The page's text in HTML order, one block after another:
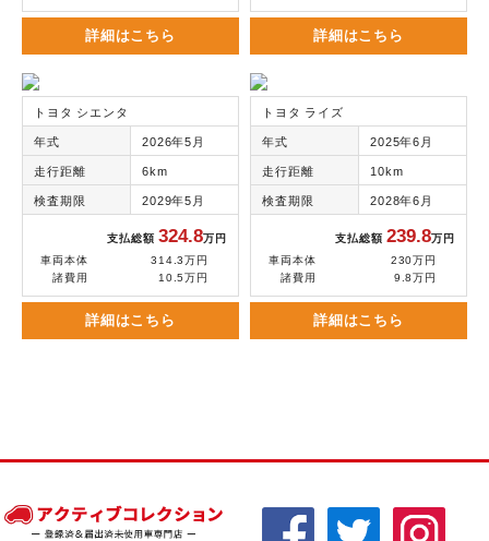
詳細はこちら 詳細はこちら
トヨタ シエンタ
年式 2026年5月
走行距離 6km
検査期限 2029年5月
支払総額324.8万円
車両本体
314.3万円
諸費用
10.5万円
詳細はこちら
トヨタ ライズ
年式 2025年6月
走行距離 10km
検査期限 2028年6月
支払総額239.8万円
車両本体
230万円
諸費用
9.8万円
詳細はこちら